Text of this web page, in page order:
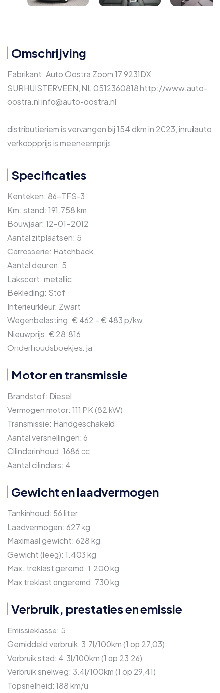
Omschrijving
Fabrikant: Auto Oostra Zoom 17 9231DX
SURHUISTERVEEN, NL 0512360818 http://www.auto-
oostra.nl info@auto-oostra.nl
distributieriem is vervangen bij 154 dkm in 2023, inruilauto
verkoopprijs is meeneemprijs.
Specificaties
Kenteken: 86-TFS-3
Km. stand: 191.758 km
Bouwjaar: 12-01-2012
Aantal zitplaatsen: 5
Carrosserie: Hatchback
Aantal deuren: 5
Laksoort: metallic
Bekleding: Stof
Interieurkleur: Zwart
Wegenbelasting: € 462 - € 483 p/kw
Nieuwprijs: € 28.816
Onderhoudsboekjes: ja
Motor en transmissie
Brandstof: Diesel
Vermogen motor: 111 PK (82 kW)
Transmissie: Handgeschakeld
Aantal versnellingen: 6
Cilinderinhoud: 1686 cc
Aantal cilinders: 4
Gewicht en laadvermogen
Tankinhoud: 56 liter
Laadvermogen: 627 kg
Maximaal gewicht: 628 kg
Gewicht (leeg): 1.403 kg
Max. treklast geremd: 1.200 kg
Max treklast ongeremd: 730 kg
Verbruik, prestaties en emissie
Emissieklasse: 5
Gemiddeld verbruik: 3.7l/100km (1 op 27,03)
Verbruik stad: 4.3l/100km (1 op 23,26)
Verbruik snelweg: 3.4l/100km (1 op 29,41)
Topsnelheid: 188 km/u